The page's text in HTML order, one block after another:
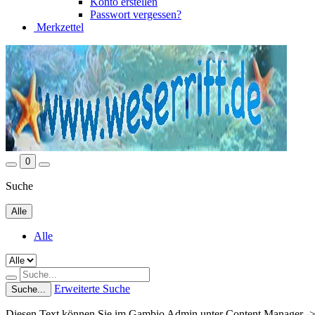
Passwort vergessen?
Merkzettel
0
Suche
Alle
Alle
Suche... Erweiterte Suche